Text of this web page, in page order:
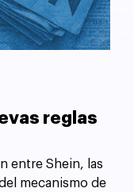
reglas
entre Shein, las
mecanismo de